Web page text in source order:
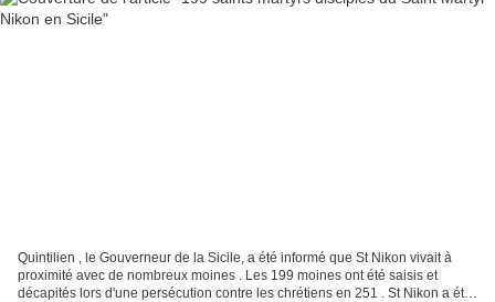
Quintilien , le Gouverneur de la Sicile, a été informé que St Nikon vivait à
proximité avec de nombreux moines . Les 199 moines ont été saisis et
décapités lors d'une persécution contre les chrétiens en 251 . St Nikon a été